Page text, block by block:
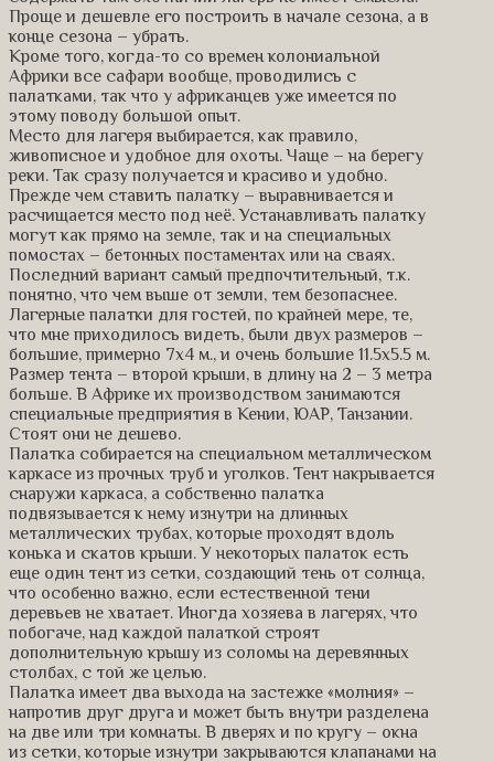
Проще и дешевле его построить в начале сезона, а в
конце сезона – убрать.
Кроме того, когда-то со времен колониальной
Африки все сафари вообще, проводились с
палатками, так что у африканцев уже имеется по
этому поводу большой опыт.
Место для лагеря выбирается, как правило,
живописное и удобное для охоты. Чаще – на берегу
реки. Так сразу получается и красиво и удобно.
Прежде чем ставить палатку – выравнивается и
расчищается место под неё. Устанавливать палатку
могут как прямо на земле, так и на специальных
помостах – бетонных постаментах или на сваях.
Последний вариант самый предпочтительный, т.к.
понятно, что чем выше от земли, тем безопаснее.
Лагерные палатки для гостей, по крайней мере, те,
что мне приходилось видеть, были двух размеров –
большие, примерно 7х4 м., и очень большие 11.5х5.5 м.
Размер тента – второй крыши, в длину на 2 – 3 метра
больше. В Африке их производством занимаются
специальные предприятия в Кении, ЮАР, Танзании.
Стоят они не дешево.
Палатка собирается на специальном металлическом
каркасе из прочных труб и уголков. Тент накрывается
снаружи каркаса, а собственно палатка
подвязывается к нему изнутри на длинных
металлических трубах, которые проходят вдоль
конька и скатов крыши. У некоторых палаток есть
еще один тент из сетки, создающий тень от солнца,
что особенно важно, если естественной тени
деревьев не хватает. Иногда хозяева в лагерях, что
побогаче, над каждой палаткой строят
дополнительную крышу из соломы на деревянных
столбах, с той же целью.
Палатка имеет два выхода на застежке «молния» –
напротив друг друга и может быть внутри разделена
на две или три комнаты. В дверях и по кругу – окна
из сетки, которые изнутри закрываются клапанами на